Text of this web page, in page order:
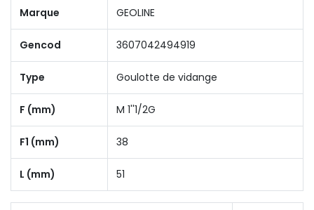
Marque GEOLINE
Gencod 3607042494919
Type Goulotte de vidange
F (mm) M 1''1/2G
F1 (mm) 38
L (mm) 51